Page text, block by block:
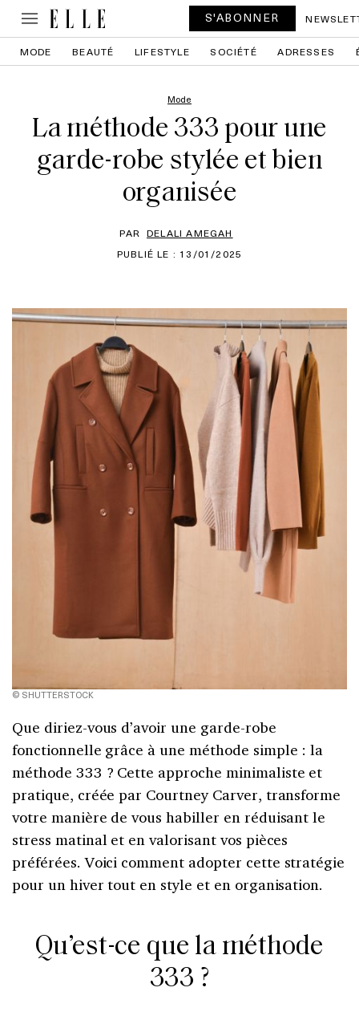
S'ABONNER
MODE BEAUTÉ LIFESTYLE SOCIÉTÉ ADRESSES
Mode
La méthode 333 pour une
garde-robe stylée et bien
organisée
PAR DELALI AMEGAH
PUBLIÉ LE : 13/01/2025
© SHUTTERSTOCK
Que diriez-vous d’avoir une garde-robe
fonctionnelle grâce à une méthode simple : la
méthode 333 ? Cette approche minimaliste et
pratique, créée par Courtney Carver, transforme
votre manière de vous habiller en réduisant le
stress matinal et en valorisant vos pièces
préférées. Voici comment adopter cette stratégie
pour un hiver tout en style et en organisation.
Qu’est-ce que la méthode
333 ?